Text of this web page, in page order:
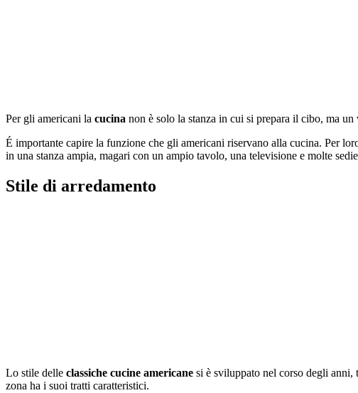
Per gli americani la cucina non è solo la stanza in cui si prepara il cibo, ma
É importante capire la funzione che gli americani riservano alla cucina. Per
in una stanza ampia, magari con un ampio tavolo, una televisione e molte
Stile di arredamento
Lo stile delle classiche cucine americane si è sviluppato nel corso degli anni,
zona ha i suoi tratti caratteristici.